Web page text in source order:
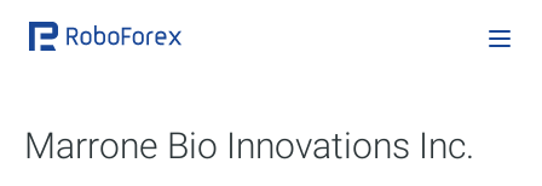
Marrone Bio Innovations Inc.